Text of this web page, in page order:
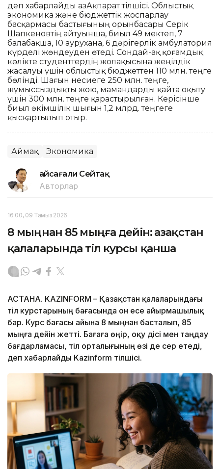
деп хабарлайды ҚазАқпарат тілшісі. Облыстық
экономика және бюджеттік жоспарлау
басқармасы бастығының орынбасары Серік
Шапкеновтің айтуынша, биыл 49 мектеп, 7
балабақша, 10 аурухана, 6 дәрігерлік амбулатория
күрделі жөндеуден өтеді. Сондай-ақ қоғамдық
көлікте студенттердің жолақысына жеңілдік
жасалуы үшін облыстық бюджеттен 110 млн. теңге
бөлінді. Шағын несиеге 250 млн. теңге,
жұмыссыздықты жою, мамандарды қайта оқыту
үшін 300 млн. теңге қарастырылған. Керісінше
биыл әкімшілік шығын 1,2 млрд. теңгеге
қысқартылып отыр.
Аймақ Экономика
Ғайсағали Сейтақ
Авторлар
16:00, 09 Тамыз 2026
8 мыңнан 85 мыңға дейін: Қазақстан
қалаларында тіл курсы қанша
АСТАНА. KAZINFORM – Қазақстан қалаларындағы
тіл курстарының бағасында он есе айырмашылық
бар. Курс бағасы айына 8 мыңнан басталып, 85
мыңға дейін жетті. Бағаға өңір, оқу әдісі мен таңдау
бағдарламасы, тіл орталығының өзі де әсер етеді,
деп хабарлайды Kazinform тілшісі.